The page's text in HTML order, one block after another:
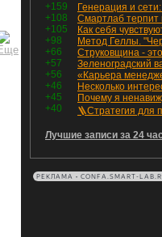
+159
+108
Смартлаб терпит
+105
+98
+66
+57
Зеленоградский
+56
«Карьера
+46
+45
+40
Лучшие записи за 24
РЕКЛАМА • CONFA.SMART-